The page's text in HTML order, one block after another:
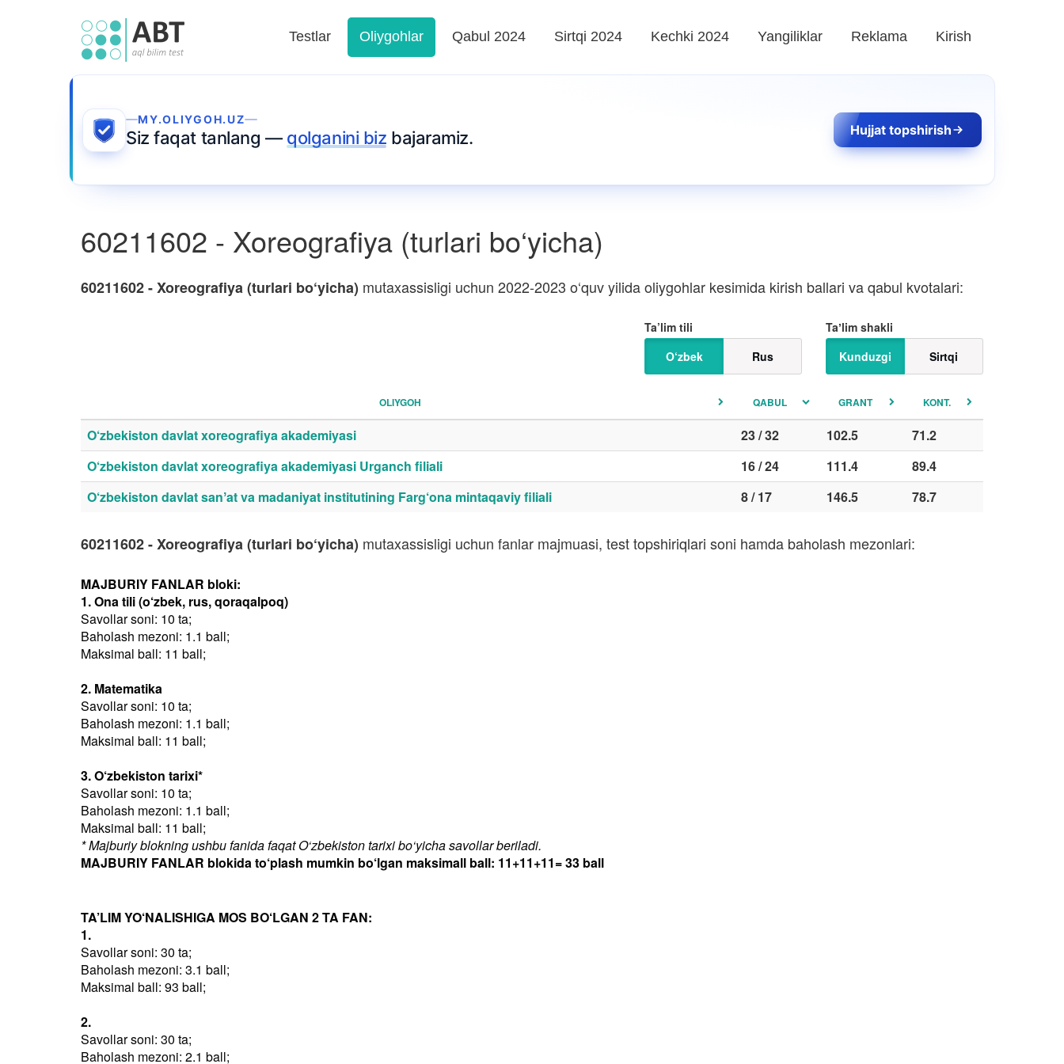
Testlar Oliygohlar Qabul 2024 Sirtqi 2024 Kechki 2024 Yangiliklar Reklama Kirish
MY.OLIYGOH.UZ
Siz faqat tanlang — qolganini biz bajaramiz. Hujjat topshirish
60211602 - Xoreografiya (turlari bo‘yicha)
60211602 - Xoreografiya (turlari bo‘yicha) mutaxassisligi uchun 2022-2023 o‘quv yilida oliygohlar kesimida kirish ballari va qabul kvotalari:
Taʼlim shakli
Kunduzgi
Sirtqi
Ta’lim tili
O‘zbek
Rus
OLIYGOH QABUL GRANT KONT.
O‘zbekiston davlat xoreografiya akademiyasi 23 / 32 102.5
71.2
O‘zbekiston davlat xoreografiya akademiyasi Urganch filiali
16 / 24 111.4
89.4
O‘zbekiston davlat sanʼat va madaniyat institutining Farg‘ona mintaqaviy filiali
8 / 17 146.5 78.7
60211602 - Xoreografiya (turlari bo‘yicha) mutaxassisligi uchun fanlar majmuasi, test topshiriqlari soni hamda baholash mezonlari:
MAJBURIY FANLAR bloki:
1. Ona tili (o‘zbek, rus, qoraqalpoq)
Savollar soni: 10 ta;
Baholash mezoni: 1.1 ball;
Maksimal ball: 11 ball;
2. Matematika
Savollar soni: 10 ta;
Baholash mezoni: 1.1 ball;
Maksimal ball: 11 ball;
3. O‘zbekiston tarixi*
Savollar soni: 10 ta;
Baholash mezoni: 1.1 ball;
Maksimal ball: 11 ball;
* Majburiy blokning ushbu fanida faqat O‘zbekiston tarixi bo‘yicha savollar beriladi.
MAJBURIY FANLAR blokida to‘plash mumkin bo‘lgan maksimall ball: 11+11+11= 33 ball
TA’LIM YO‘NALISHIGA MOS BO‘LGAN 2 TA FAN:
1.
Savollar soni: 30 ta;
Baholash mezoni: 3.1 ball;
Maksimal ball: 93 ball;
2.
Savollar soni: 30 ta;
Baholash mezoni: 2.1 ball;